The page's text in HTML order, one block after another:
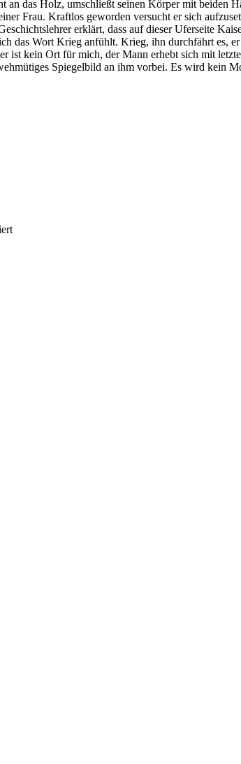
das Holz, umschließt seinen Körper mit beiden
Frau. Kraftlos geworden versucht er sich
erklärt, dass auf dieser Uferseite
das Wort Krieg anfühlt. Krieg, ihn durchfährt es,
ist kein Ort für mich, der Mann erhebt sich mit
Spiegelbild an ihm vorbei. Es wird kein